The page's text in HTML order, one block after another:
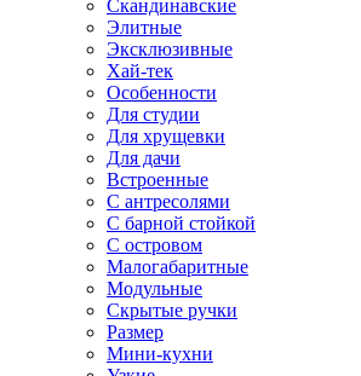
Скандинавские
Элитные
Эксклюзивные
Хай-тек
Особенности
Для студии
Для хрущевки
Для дачи
Встроенные
С антресолями
С барной стойкой
С островом
Малогабаритные
Модульные
Скрытые ручки
Размер
Мини-кухни